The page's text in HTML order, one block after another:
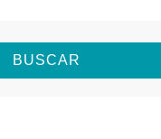
BUSCAR